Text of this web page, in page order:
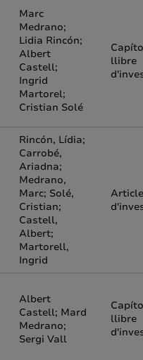
Marc
Medrano;
Lidia Rincón;
Albert
Castell;
Ingrid
Martorel;
Cristian Solé
llibre
Rincón, Lídia;
Carrobé,
Ariadna;
Medrano,
Marc; Solé,
Cristian;
Castell,
Albert;
Martorell,
Ingrid
Article
Albert
Castell; Mard
Medrano;
Sergi Vall
llibre